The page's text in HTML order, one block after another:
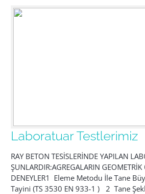
Laboratuar Testlerimiz
RAY BETON TESİSLERİNDE YAPILAN
ŞUNLARDIR:AGREGALARIN
DENEYLER1 Eleme Metodu İle Tane
Tayini (TS 3530 EN 933-1 ) 2 Tane